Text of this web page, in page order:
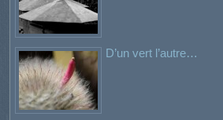
D’un vert l’autre…